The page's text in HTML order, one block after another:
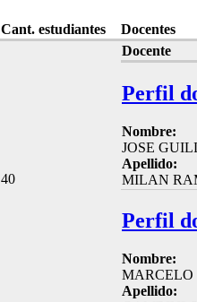
Cant. estudiantes Docentes
40
Docente
Perfil
Nombre:
JOSE
Apellido:
MILAN
Perfil
Nombre:
MARCELO
Apellido: